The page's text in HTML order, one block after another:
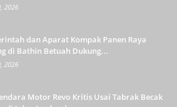
2026
dan Aparat Kompak Panen Raya
di Bathin Betuah Dukung...
2026
Motor Revo Kritis Usai Tabrak Becak